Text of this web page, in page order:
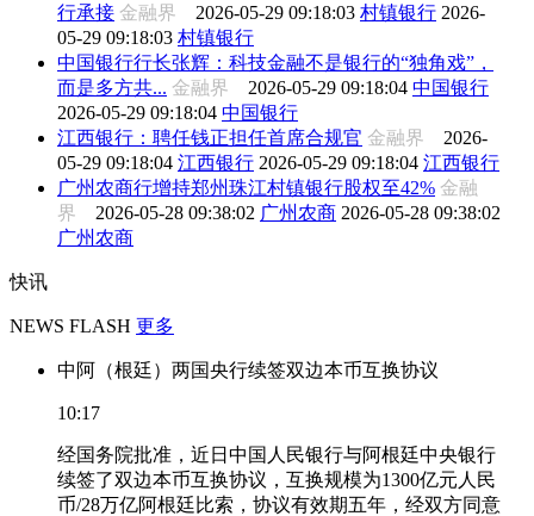
行承接 金融界 2026-05-29 09:18:03 村镇银行 2026-
05-29 09:18:03 村镇银行
中国银行行长张辉：科技金融不是银行的“独角戏”，
而是多方共... 金融界 2026-05-29 09:18:04 中国银行
2026-05-29 09:18:04 中国银行
江西银行：聘任钱正担任首席合规官 金融界 2026-
05-29 09:18:04 江西银行 2026-05-29 09:18:04 江西银行
广州农商行增持郑州珠江村镇银行股权至42% 金融
界 2026-05-28 09:38:02 广州农商 2026-05-28 09:38:02
广州农商
快讯
NEWS FLASH 更多
中阿（根廷）两国央行续签双边本币互换协议
10:17
经国务院批准，近日中国人民银行与阿根廷中央银行
续签了双边本币互换协议，互换规模为1300亿元人民
币/28万亿阿根廷比索，协议有效期五年，经双方同意